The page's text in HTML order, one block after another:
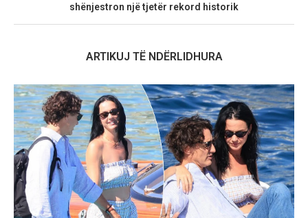
shënjestron një tjetër rekord historik
ARTIKUJ TË NDËRLIDHURA